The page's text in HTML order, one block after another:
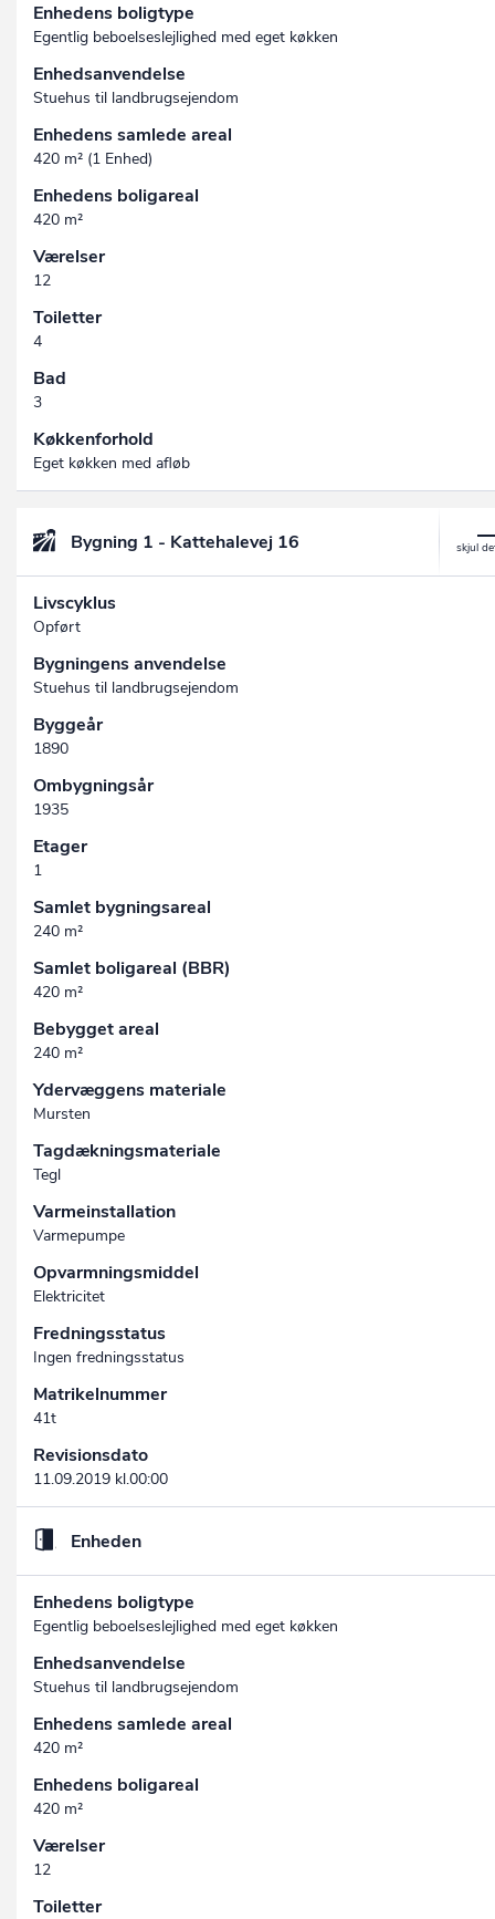
Enhedens boligtype
Egentlig beboelseslejlighed med eget køkken
Enhedsanvendelse
Stuehus til landbrugsejendom
Enhedens samlede areal
420 m² (1 Enhed)
Enhedens boligareal
420 m²
Værelser
12
Toiletter
4
Bad
3
Køkkenforhold
Eget køkken med afløb
Bygning 1 - Kattehalevej 16
Livscyklus
Opført
Bygningens anvendelse
Stuehus til landbrugsejendom
Byggeår
1890
Ombygningsår
1935
Etager
1
Samlet bygningsareal
240 m²
Samlet boligareal (BBR)
420 m²
Bebygget areal
240 m²
Ydervæggens materiale
Mursten
Tagdækningsmateriale
Tegl
Varmeinstallation
Varmepumpe
Opvarmningsmiddel
Elektricitet
Fredningsstatus
Ingen fredningsstatus
Matrikelnummer
41t
Revisionsdato
11.09.2019 kl.00:00
Enheden
Enhedens boligtype
Egentlig beboelseslejlighed med eget køkken
Enhedsanvendelse
Stuehus til landbrugsejendom
Enhedens samlede areal
420 m²
Enhedens boligareal
420 m²
Værelser
12
Toiletter